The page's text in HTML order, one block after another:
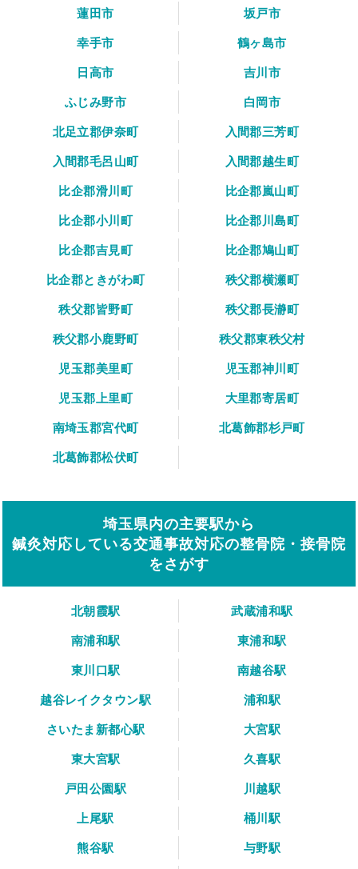
蓮田市
坂戸市
幸手市
鶴ヶ島市
日高市
吉川市
ふじみ野市
白岡市
北足立郡伊奈町
入間郡三芳町
入間郡毛呂山町
入間郡越生町
比企郡滑川町
比企郡嵐山町
比企郡小川町
比企郡川島町
比企郡吉見町
比企郡鳩山町
比企郡ときがわ町
秩父郡横瀬町
秩父郡皆野町
秩父郡長瀞町
秩父郡小鹿野町
秩父郡東秩父村
児玉郡美里町
児玉郡神川町
児玉郡上里町
大里郡寄居町
南埼玉郡宮代町
北葛飾郡杉戸町
北葛飾郡松伏町
埼玉県内の主要駅から
鍼灸対応している交通事故対応の整骨院・接骨院
をさがす
北朝霞駅
武蔵浦和駅
南浦和駅
東浦和駅
東川口駅
南越谷駅
越谷レイクタウン駅
浦和駅
さいたま新都心駅
大宮駅
東大宮駅
久喜駅
戸田公園駅
川越駅
上尾駅
桶川駅
熊谷駅
与野駅